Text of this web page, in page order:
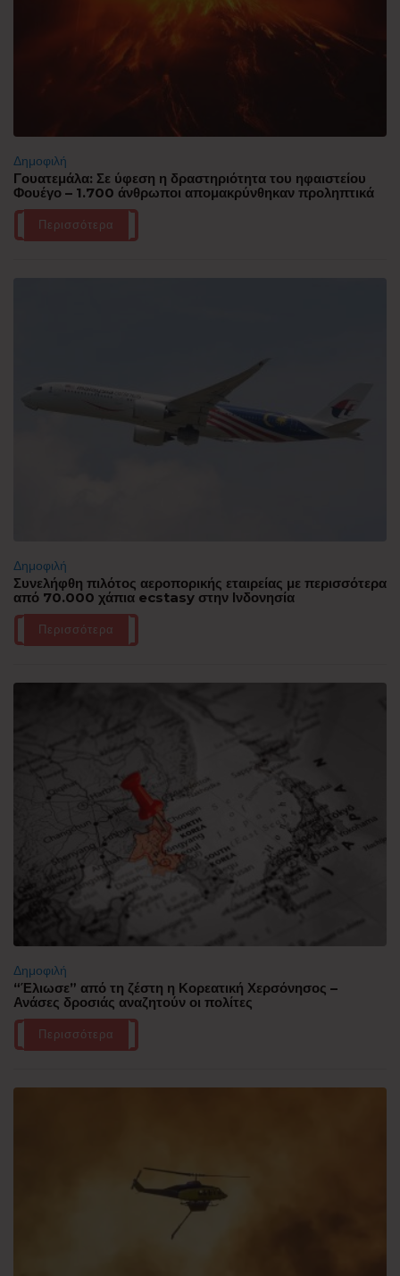
Δημοφιλή
Γουατεμάλα: Σε ύφεση η δραστηριότητα του ηφαιστείου
Φουέγο – 1.700 άνθρωποι απομακρύνθηκαν προληπτικά
Περισσότερα
Δημοφιλή
Συνελήφθη πιλότος αεροπορικής εταιρείας με περισσότερα
από 70.000 χάπια ecstasy στην Ινδονησία
Περισσότερα
Δημοφιλή
“Έλιωσε” από τη ζέστη η Κορεατική Χερσόνησος –
Ανάσες δροσιάς αναζητούν οι πολίτες
Περισσότερα